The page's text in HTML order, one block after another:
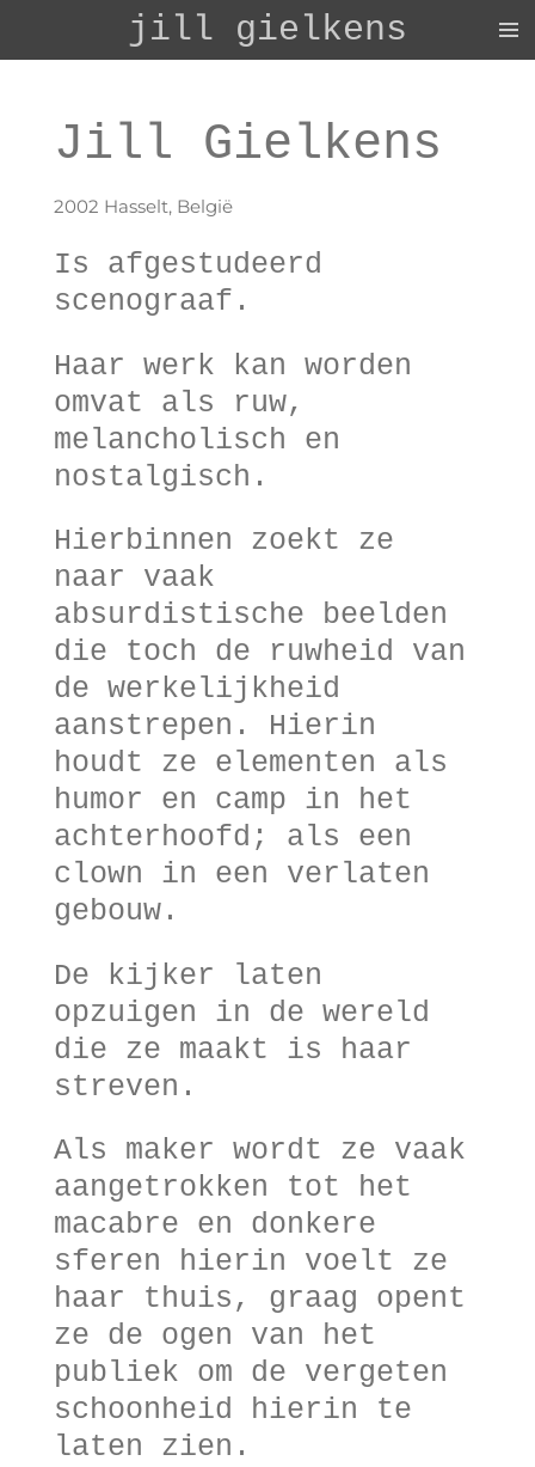
hoofdinhoud
jill gielkens
Jill Gielkens
2002 Hasselt, België
Is afgestudeerd
scenograaf.
Haar werk kan worden
omvat als ruw,
melancholisch en
nostalgisch.
Hierbinnen zoekt ze
naar vaak
absurdistische beelden
die toch de ruwheid van
de werkelijkheid
aanstrepen. Hierin
houdt ze elementen als
humor en camp in het
achterhoofd; als een
clown in een verlaten
gebouw.
De kijker laten
opzuigen in de wereld
die ze maakt is haar
streven.
Als maker wordt ze vaak
aangetrokken tot het
macabre en donkere
sferen hierin voelt ze
haar thuis, graag opent
ze de ogen van het
publiek om de vergeten
schoonheid hierin te
laten zien.